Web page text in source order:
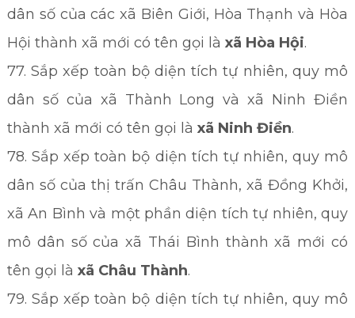
dân số của các xã Biên Giới, Hòa Thạnh và Hòa
Hội thành xã mới có tên gọi là xã Hòa Hội.
77. Sắp xếp toàn bộ diện tích tự nhiên, quy mô
dân số của xã Thành Long và xã Ninh Điền
thành xã mới có tên gọi là xã Ninh Điền.
78. Sắp xếp toàn bộ diện tích tự nhiên, quy mô
dân số của thị trấn Châu Thành, xã Đồng Khởi,
xã An Bình và một phần diện tích tự nhiên, quy
mô dân số của xã Thái Bình thành xã mới có
tên gọi là xã Châu Thành.
79. Sắp xếp toàn bộ diện tích tự nhiên, quy mô